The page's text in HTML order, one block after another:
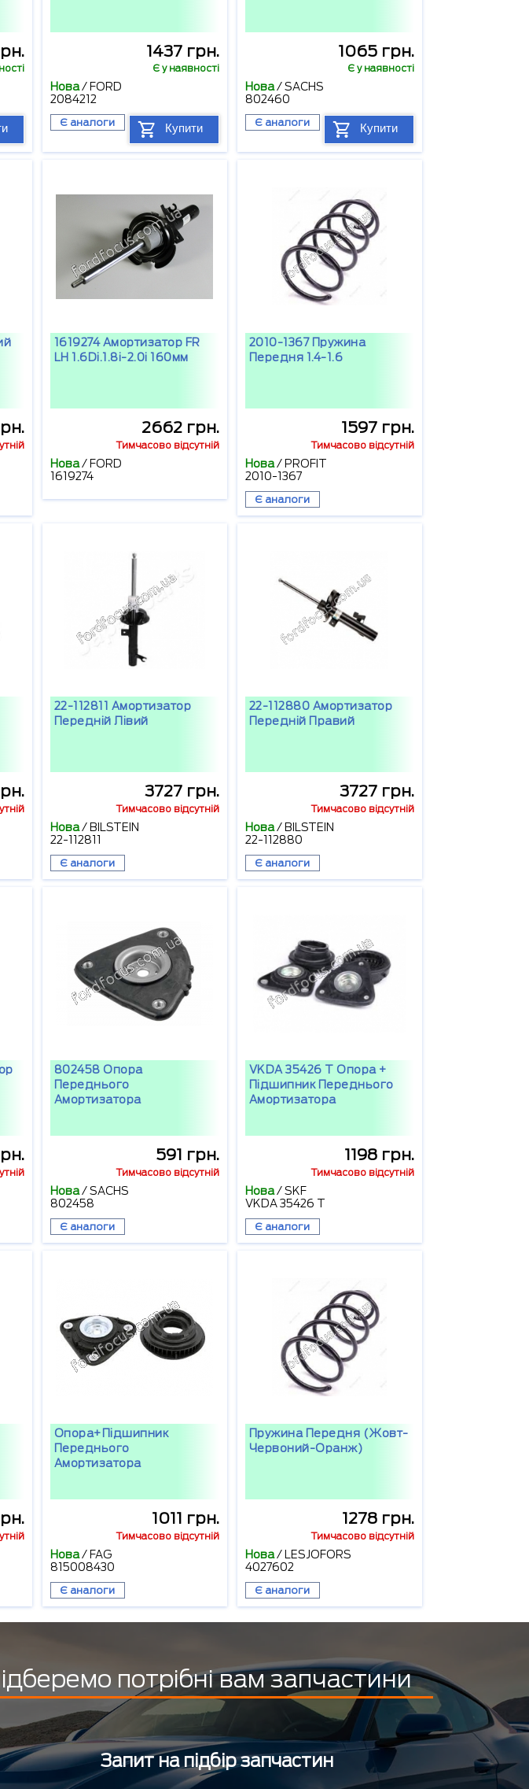
1437 грн.
Є у наявності
Нова/ FORD
2084212
Є аналоги Купити
1065 грн.
Є у наявності
Нова/SACHS
802460
Є аналоги Купити
1619274 Амортизатор FR
LH 1.6Di.1.8i-2.0i 160мм
2662 грн.
Тимчасово відсутній
Нова/ FORD
1619274
2010-1367 Пружина
Передня 1.4-1.6
1597 грн.
Тимчасово відсутній
Нова/ PROFIT
2010-1367
Є аналоги
22-112811 Амортизатор
Передній Лівий
3727 грн.
Тимчасово відсутній
Нова/ BILSTEIN
22-112811
Є аналоги
22-112880 Амортизатор
Передній Правий
3727 грн.
Тимчасово відсутній
Нова/ BILSTEIN
22-112880
Є аналоги
802458 Опора
Переднього
Амортизатора
591 грн.
Тимчасово відсутній
Нова/SACHS
802458
Є аналоги
VKDA 35426 T Опора +
Підшипник Переднього
Амортизатора
1198 грн.
Тимчасово відсутній
Нова/SKF
VKDA 35426 T
Є аналоги
Опора+підшипник
Переднього
Амортизатора
1011 грн.
Тимчасово відсутній
Нова/ FAG
815008430
Є аналоги
Пружина Передня (жовт-
Червоний-Оранж)
1278 грн.
Тимчасово відсутній
Нова/
LESJOFORS
4027602
Є аналоги
потрібні вам запчастини
Запит на підбір запчастин